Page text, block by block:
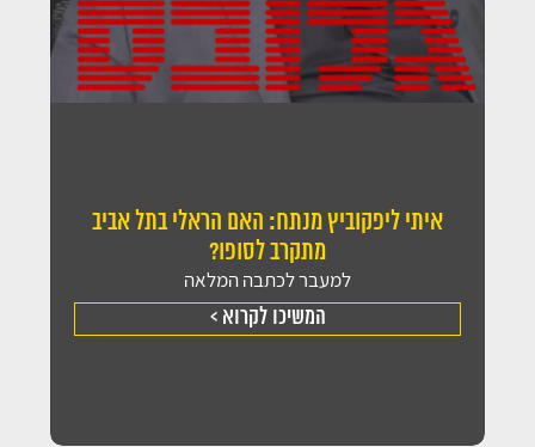
קראתי ואני מאשר/ת את מדיניות הפרטיות
של האתר, ומסכים/ה
איתי ליפקוביץ מנתח: האם הראלי בתל אביב
מתקרב לסופו?
למעבר לכתבה המלאה
המשיכו לקרוא >